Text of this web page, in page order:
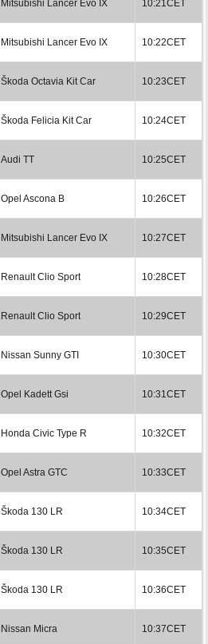
Mitsubishi Lancer Evo IX 10:21CET
Mitsubishi Lancer Evo IX 10:22CET
Škoda Octavia Kit Car 10:23CET
Škoda Felicia Kit Car 10:24CET
Audi TT 10:25CET
Opel Ascona B 10:26CET
Mitsubishi Lancer Evo IX 10:27CET
Renault Clio Sport 10:28CET
Renault Clio Sport 10:29CET
Nissan Sunny GTI 10:30CET
Opel Kadett Gsi 10:31CET
Honda Civic Type R 10:32CET
Opel Astra GTC 10:33CET
Škoda 130 LR 10:34CET
Škoda 130 LR 10:35CET
Škoda 130 LR 10:36CET
Nissan Micra 10:37CET